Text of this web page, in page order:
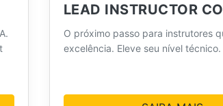
LEAD INSTRUCTOR
O próximo passo para instrutores
excelência. Eleve seu nível técnico.